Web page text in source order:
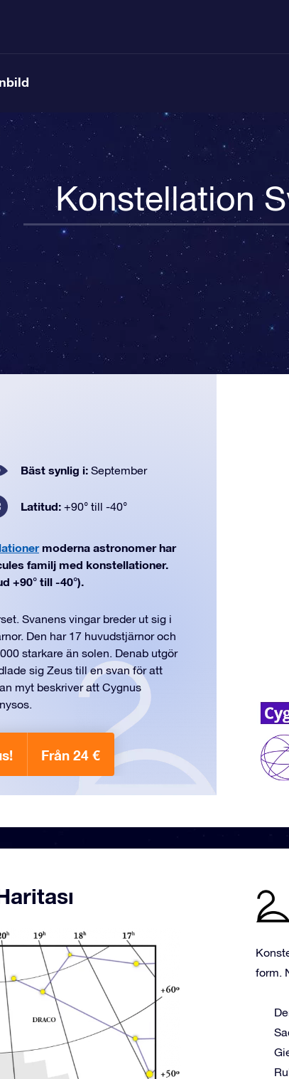
Konstellation
Bäst synlig i: September
Latitud: +90° till -40°
moderna astronomer har
familj med konstellationer.
+90° till -40°).
Svanens vingar breder ut sig i
Den har 17 huvudstjärnor och
starkare än solen. Denab utgör
sig Zeus till en svan för att
myt beskriver att Cygnus
Från 24 €
form.